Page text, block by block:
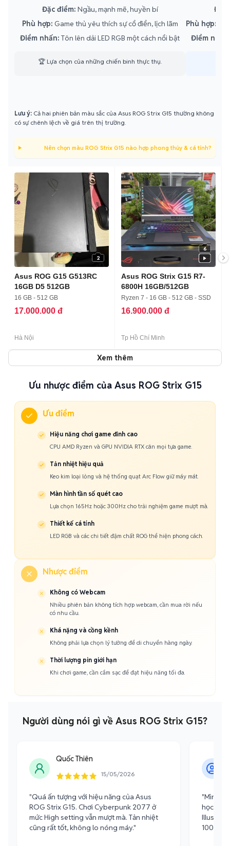
Đặc điểm: Ngầu, mạnh mẽ, huyền bí
Phù hợp: Game thủ yêu thích sự cổ điển, lịch lãm
Điểm nhấn: Tôn lên dải LED RGB một cách nổi bật
🏆 Lựa chọn của những chiến binh thực thụ.
Đặc
Phù hợp:
Điểm nhấn:
Lưu ý: Cả hai phiên bản màu sắc của Asus ROG Strix G15 thường không
có sự chênh lệch về giá trên thị trường.
Nên chọn màu ROG Strix G15 nào hợp phong thủy & cá tính?
2
Asus ROG G15 G513RC
16GB D5 512GB
16 GB - 512 GB
17.000.000 đ
Hà Nội
6
Asus ROG Strix G15 R7-
6800H 16GB/512GB
Ryzen 7 - 16 GB - 512 GB - SSD
16.900.000 đ
Tp Hồ Chí Minh
Xem thêm
Ưu nhược điểm của Asus ROG Strix G15
Ưu điểm
Hiệu năng chơi game đỉnh cao
CPU AMD Ryzen và GPU NVIDIA RTX cân mọi tựa game.
Tản nhiệt hiệu quả
Keo kim loại lỏng và hệ thống quạt Arc Flow giữ máy mát.
Màn hình tần số quét cao
Lựa chọn 165Hz hoặc 300Hz cho trải nghiệm game mượt mà.
Thiết kế cá tính
LED RGB và các chi tiết đậm chất ROG thể hiện phong cách.
Nhược điểm
Không có Webcam
Nhiều phiên bản không tích hợp webcam, cần mua rời nếu
có nhu cầu.
Khá nặng và cồng kềnh
Không phải lựa chọn lý tưởng để di chuyển hàng ngày.
Thời lượng pin giới hạn
Khi chơi game, cần cắm sạc để đạt hiệu năng tối đa.
Người dùng nói gì về Asus ROG Strix G15?
Quốc Thiên
15/05/2026
"Quá ấn tượng với hiệu năng của Asus
ROG Strix G15. Chơi Cyberpunk 2077 ở
mức High setting vẫn mượt mà. Tản nhiệt
cũng rất tốt, không lo nóng máy."
"Mình
học
100%